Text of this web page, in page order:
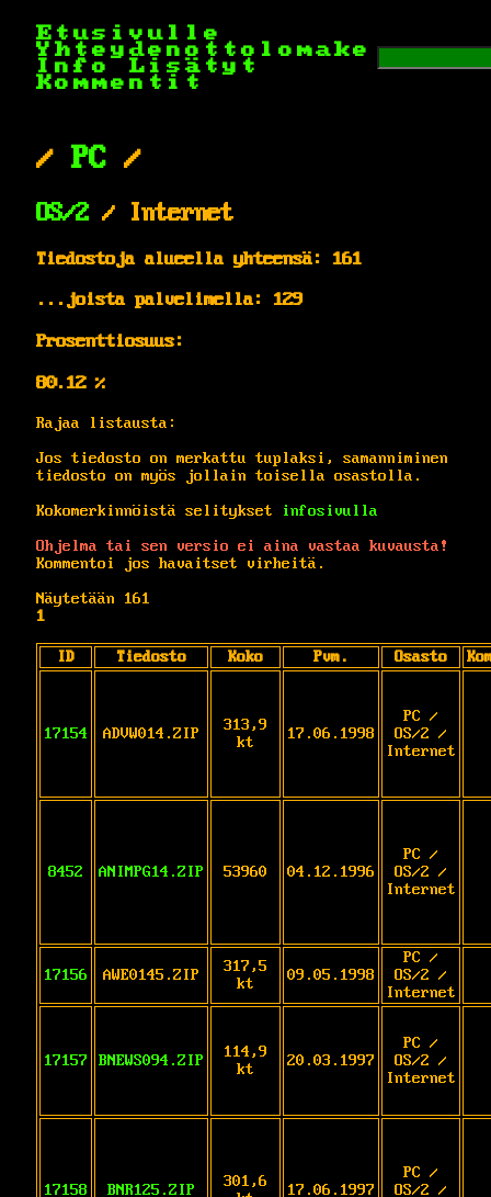
Etusivulle
Yhteydenottolomake
Info
Lisätyt
Kommentit
/ PC /
OS/2 / Internet
Tiedostoja alueella yhteensä: 161
...joista palvelimella: 129
Prosenttiosuus:
80.12 %
Rajaa listausta:
Jos tiedosto on merkattu tuplaksi, samanniminen
tiedosto on myös jollain toisella osastolla.
Kokomerkinnöistä selitykset
infosivulla
Ohjelma tai sen versio ei aina vastaa kuvausta!
Kommentoi jos havaitset virheitä.
Näytetään 161
1
ID Tiedosto Koko Pvm. Osasto
17154 ADVW014.ZIP
313,9
kt
17.06.1998
PC /
OS/2 /
Internet
8452 ANIMPG14.ZIP 53960 04.12.1996
PC /
OS/2 /
Internet
17156 AWE0145.ZIP
317,5
kt
09.05.1998
PC /
OS/2 /
Internet
17157 BNEWS094.ZIP
114,9
kt
20.03.1997
PC /
OS/2 /
Internet
17158 BNR125.ZIP
301,6
17.06.1997
PC /
OS/2 /